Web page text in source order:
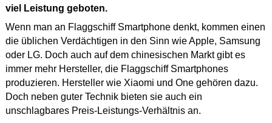
viel Leistung geboten.
Wenn man an Flaggschiff Smartphone denkt, kommen einen
die üblichen Verdächtigen in den Sinn wie Apple, Samsung
oder LG. Doch auch auf dem chinesischen Markt gibt es
immer mehr Hersteller, die Flaggschiff Smartphones
produzieren. Hersteller wie Xiaomi und One gehören dazu.
Doch neben guter Technik bieten sie auch ein
unschlagbares Preis-Leistungs-Verhältnis an.